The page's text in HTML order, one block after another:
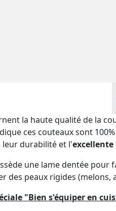
la haute qualité de la
ces couteaux sont
durabilité et l'
une lame dentée
des peaux rigides (melons,
"Bien s'équiper en